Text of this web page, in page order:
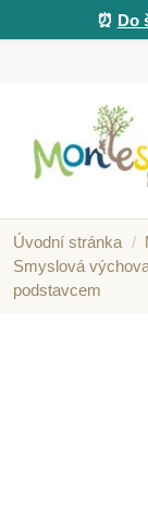
⏰ Do
Úvodní stránka
Smyslová
podstavcem